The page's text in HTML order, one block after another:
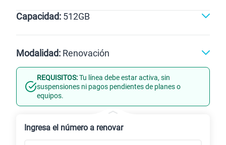
Negro
Capacidad: 512GB
512GB
Modalidad: Renovación
Línea Nueva Portabilidad
REQUISITOS:Tu línea debe estar activa, sin
suspensiones ni pagos pendientes de planes o
equipos.
Ingresa el número a renovar